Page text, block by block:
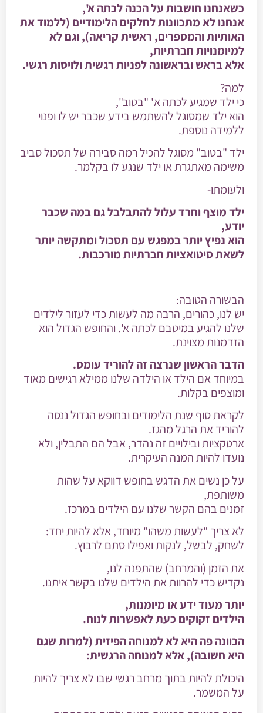
כשאנחנו חושבות על הכנה לכתה א',
אנחנו לא מתכוונות לחלקים הלימודיים (ללמוד את
האותיות והמספרים, ראשית קריאה), וגם לא
למיומנויות חברתיות,
אלא בראש ובראשונה לפניות רגשית ולויסות רגשי.
למה?
כי ילד שמגיע לכתה א' "בטוב",
הוא ילד שמסוגל להשתמש בידע שכבר יש לו ופנוי
ללמידה נוספת.
ילד "בטוב" מסוגל להכיל רמה סבירה של תסכול סביב
משימה מאתגרת או ילד שנגע לו בקלמר.
ולעומתו-
ילד מוצף וחרד עלול להתבלבל גם במה שכבר
יודע,
הוא נפיץ יותר במפגש עם תסכול ומתקשה יותר
לשאת סיטואציות חברתיות מורכבות.
הבשורה הטובה:
יש לנו, כהורים, הרבה מה לעשות כדי לעזור לילדים
שלנו להגיע במיטבם לכתה א'. והחופש הגדול הוא
הזדמנות מצוינת.
הדבר הראשון שנרצה זה להוריד עומס.
במיוחד אם הילד או הילדה שלנו ממילא רגישים מאוד
ומוצפים בקלות.
לקראת סוף שנת הלימודים ובחופש הגדול ננסה
להוריד את הרגל מהגז.
ארטקציות ובילויים זה נהדר, אבל הם התבלין, ולא
נועדו להיות המנה העיקרית.
על כן נשים את הדגש בחופש דווקא על שהות
משותפת,
זמנים בהם הקשר שלנו עם הילדים במרכז.
לא צריך "לעשות משהו" מיוחד, אלא להיות יחד:
לשחק, לבשל, לנקות ואפילו סתם לרבוץ.
את הזמן (והמרחב) שהתפנה לנו,
נקדיש כדי להרוות את הילדים שלנו בקשר איתנו.
יותר מעוד ידע או מיומנות,
הילדים זקוקים כעת לאפשרות לנוח.
הכוונה פה היא לא למנוחה הפיזית (למרות שגם
היא חשובה), אלא למנוחה הרגשית:
היכולת להיות בתוך מרחב רגשי שבו לא צריך להיות
על המשמר.